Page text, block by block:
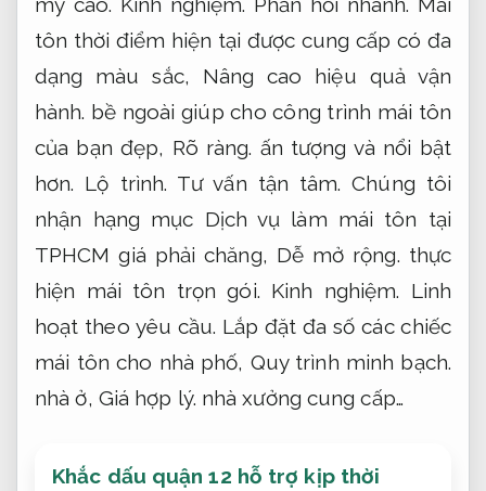
tôn thời điểm hiện tại được cung cấp có đa
dạng màu sắc, Nâng cao hiệu quả vận
hành. bề ngoài giúp cho công trình mái tôn
của bạn đẹp, Rõ ràng. ấn tượng và nổi bật
hơn. Lộ trình. Tư vấn tận tâm. Chúng tôi
nhận hạng mục Dịch vụ làm mái tôn tại
TPHCM giá phải chăng, Dễ mở rộng. thực
hiện mái tôn trọn gói. Kinh nghiệm. Linh
hoạt theo yêu cầu. Lắp đặt đa số các chiếc
mái tôn cho nhà phố, Quy trình minh bạch.
nhà ở, Giá hợp lý. nhà xưởng cung cấp…
Khắc dấu quận 12 hỗ trợ kịp thời